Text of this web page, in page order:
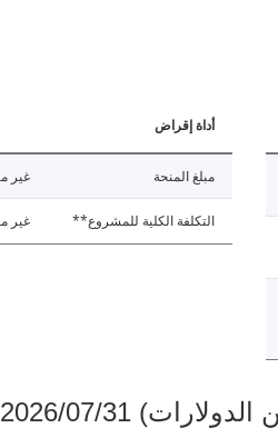
أداة إقراض
مبلغ المنحة غير
التكلفة الكلية للمشروع** غير
2026/07/31